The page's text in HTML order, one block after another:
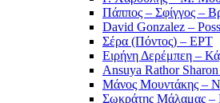
Πάππος – Σφίγγος –
David Gonzalez –
Σέρα (Πόντος) – ΕΡΤ
Ειρήνη Δερέμπεη –
Ansuya Rathor
Μάνος Μουντάκης –
Σωκράτης Μάλαμας